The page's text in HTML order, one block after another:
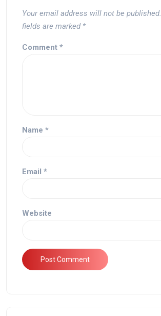
Your email address will not be published.
fields are marked *
Comment *
Name *
Email *
Website